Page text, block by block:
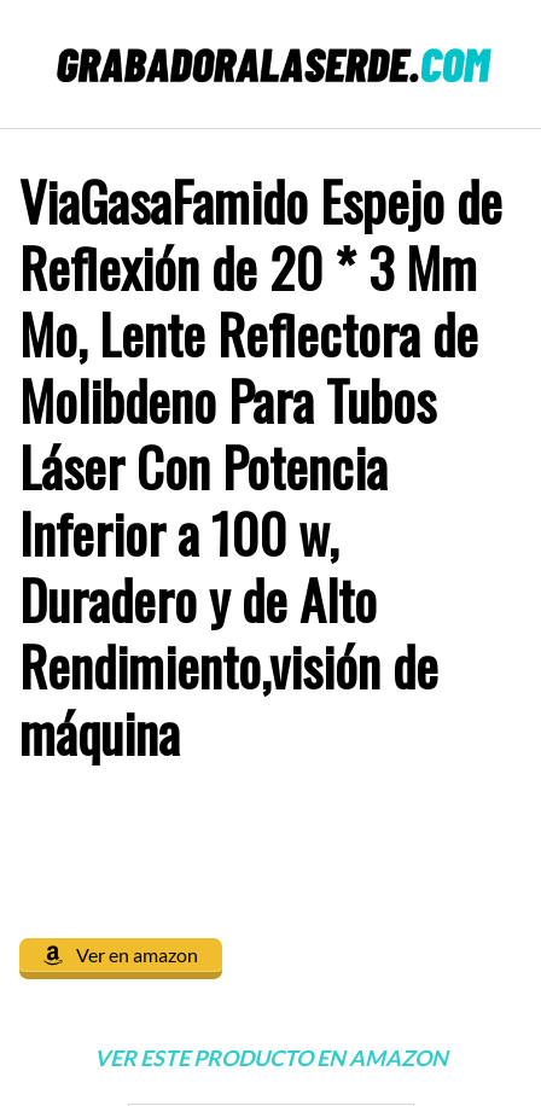
contenido
ViaGasaFamido Espejo de
Reflexión de 20 * 3 Mm
Mo, Lente Reflectora de
Molibdeno Para Tubos
Láser Con Potencia
Inferior a 100 w,
Duradero y de Alto
Rendimiento,visión de
máquina
Ver en amazon
VER ESTE PRODUCTO EN AMAZON